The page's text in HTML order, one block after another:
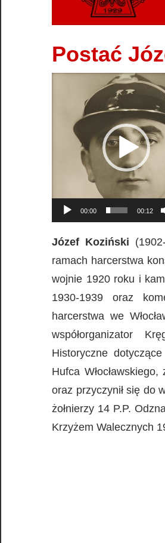
Postać
Odtwarzacz
00:00 00:12
Józef Koziński
ramach harcerstwa
wojnie 1920 roku i
1930-1939 oraz
harcerstwa we
współorganizator
Historyczne
Hufca
oraz przyczynił się do
żołnierzy 14 P.P.
Krzyżem Walecznych